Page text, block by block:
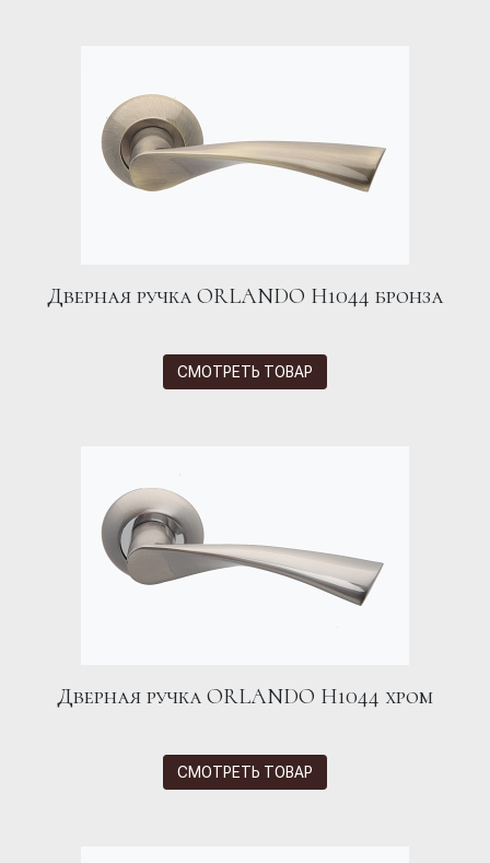
Дверная ручка ORLANDO H1044 бронза
СМОТРЕТЬ ТОВАР
Дверная ручка ORLANDO H1044 хром
СМОТРЕТЬ ТОВАР